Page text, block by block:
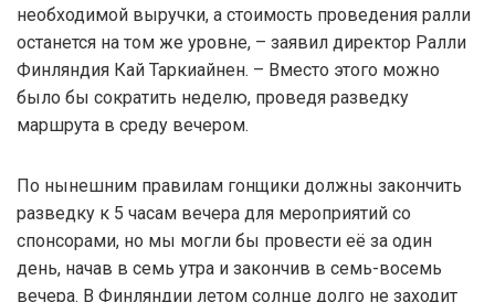
необходимой выручки, а стоимость проведения ралли
останется на том же уровне, – заявил директор Ралли
Финляндия Кай Таркиайнен. – Вместо этого можно
было бы сократить неделю, проведя разведку
маршрута в среду вечером.
По нынешним правилам гонщики должны закончить
разведку к 5 часам вечера для мероприятий со
спонсорами, но мы могли бы провести её за один
день, начав в семь утра и закончив в семь-восемь
вечера. В Финляндии летом солнце долго не заходит